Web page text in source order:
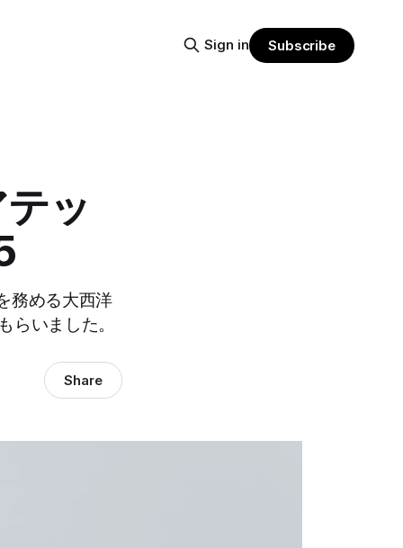
Sign in Subscribe
ッ
務める大西洋
いました。
Share